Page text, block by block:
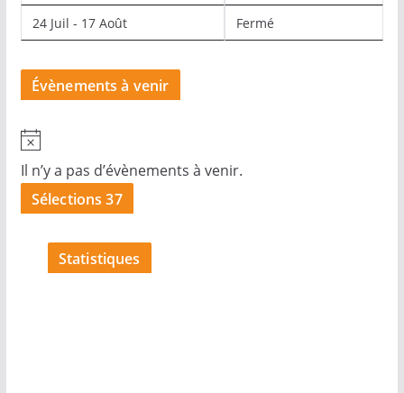
24 Juil - 17 Août Fermé
Évènements à venir
N
o
t
i
Il n’y a pas d’évènements à venir.
Sélections 37
Statistiques